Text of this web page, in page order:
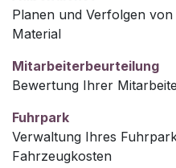
Planen und Verfolgen
Material
Mitarbeiterbeurteilung
Bewertung Ihrer
Fuhrpark
Verwaltung Ihres
Fahrzeugkosten